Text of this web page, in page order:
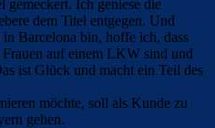
Ich geniese die
dem Titel entgegen. Und
Barcelona bin, hoffe ich, dass
auf einem LKW sind und
ist Glück und macht ein Teil des
möchte, soll als Kunde zu
gehen.